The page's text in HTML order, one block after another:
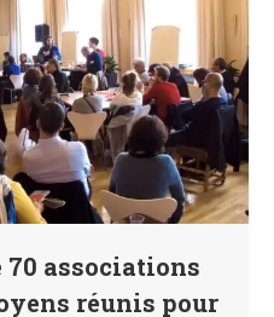
70 associations
réunis pour